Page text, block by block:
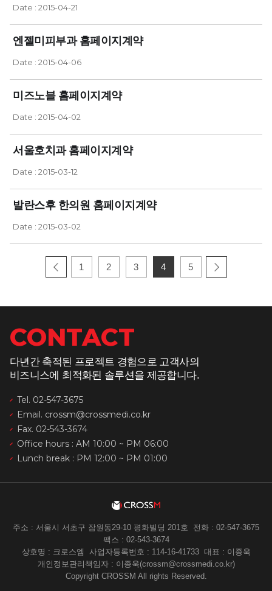
Date : 2015-04-21
엔젤미피부과 홈페이지계약
Date : 2015-04-06
미즈노블 홈페이지계약
Date : 2015-04-02
서울호치과 홈페이지계약
Date : 2015-03-12
발란스후 한의원 홈페이지계약
Date : 2015-03-02
1 2 3 4 5
CONTACT
다년간 축적된 프로젝트 경험으로 고객사의
비즈니스에 최적화된 솔루션을 제공합니다.
Tel. 02-547-3675
Email. crossm@crossmedi.co.kr
Fax. 02-543-3674
Office hours : AM 10:00 ~ PM 06:00
Lunch break : PM 12:00 ~ PM 01:00
주소 : 서울시 서초구 잠원동29-10 평화빌딩 201호
전화 : 02-547-3675
팩스 : 02-543-3674
상호명 : 크로스엠
사업자등록번호 : 114-16-41733 대표 : 이종욱
개인정보관리책임자 : 이종욱(crossm@crossmedi.co.kr)
Copyright CROSSM All rights Reserved.